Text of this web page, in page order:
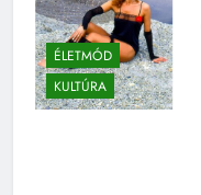
ÉLETMÓD
KULTÚRA